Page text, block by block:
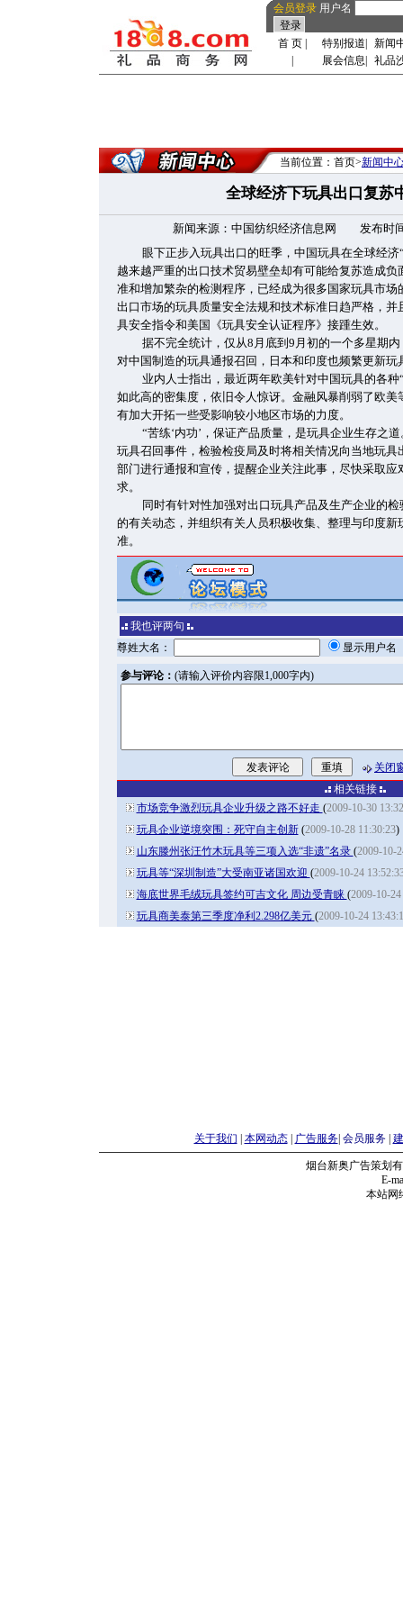
会员登录 用户名
首 页 特别报道
新闻
展会信息 礼品
当前位置：首页>新闻中
全球经济下玩具出口复苏
新闻来源：中国纺织经济信息网 发布时
眼下正步入玩具出口的旺季，中国玩具在全球经
越来越严重的出口技术贸易壁垒却有可能给复苏造成
准和增加繁杂的检测程序，已经成为很多国家玩具市
出口市场的玩具质量安全法规和技术标准日趋严格，
具安全指令和美国《玩具安全认证程序》接踵生效。
据不完全统计，仅从8月底到9月初的一个多星期
对中国制造的玩具通报召回，日本和印度也频繁更新
业内人士指出，最近两年欧美针对中国玩具的各
如此高的密集度，依旧令人惊讶。金融风暴削弱了欧
有加大开拓一些受影响较小地区市场的力度。
“苦练‘内功’，保证产品质量，是玩具企业生存之
玩具召回事件，检验检疫局及时将相关情况向当地玩
部门进行通报和宣传，提醒企业关注此事，尽快采取
求。
同时有针对性加强对出口玩具产品及生产企业的
的有关动态，并组织有关人员积极收集、整理与印度
准。
我也评两句
尊姓大名：
显示用户
参与评论： (请输入评价内容限1,000字内)
关闭
相关链接
市场竞争激烈玩具企业升级之路不好走 (2009-10-30
玩具企业逆境突围：死守自主创新(2009-10-28 11:30:23)
山东滕州张汪竹木玩具等三项入选“非遗”名录 (2009-10-
玩具等“深圳制造”大受南亚诸国欢迎 (2009-10-24
海底世界毛绒玩具签约可吉文化 周边受青睐 (2009-10-
玩具商美泰第三季度净利2.298亿美元 (2009-10-24
关于我们 本网动态| 广告服务| 会员服务|
烟台新奥广告策划
E-
本站网